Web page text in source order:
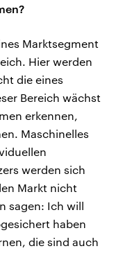
Marktsegment
Hier werden
die eines
Bereich wächst
erkennen,
Maschinelles
werden sich
Markt nicht
sagen: Ich will
haben
die sind auch